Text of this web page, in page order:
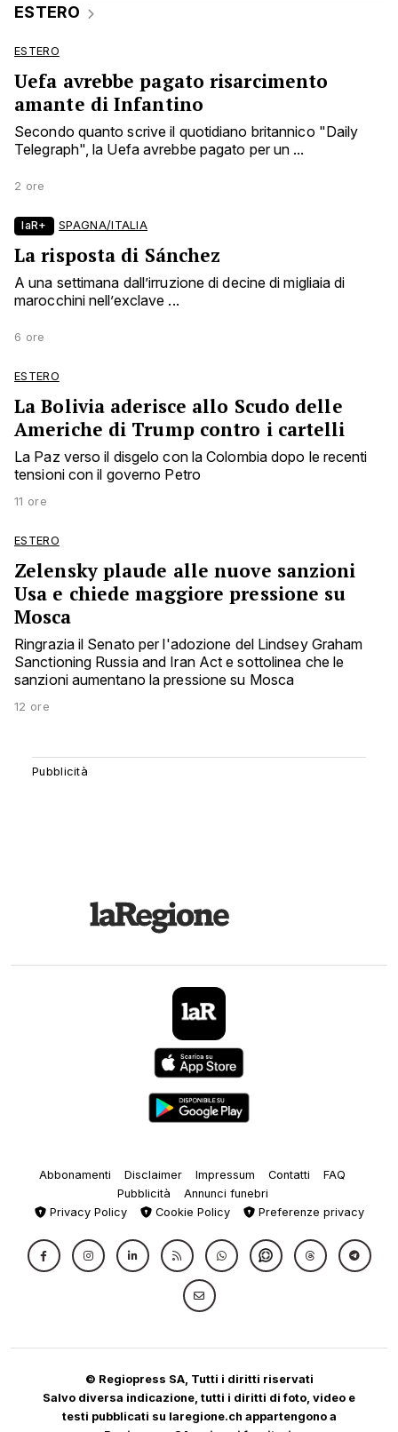
ESTERO
ESTERO
Uefa avrebbe pagato risarcimento
amante di Infantino
Secondo quanto scrive il quotidiano britannico "Daily
Telegraph", la Uefa avrebbe pagato per un ...
2 ore
laR+ SPAGNA/ITALIA
La risposta di Sánchez
A una settimana dall’irruzione di decine di migliaia di
marocchini nell’exclave ...
6 ore
ESTERO
La Bolivia aderisce allo Scudo delle
Americhe di Trump contro i cartelli
La Paz verso il disgelo con la Colombia dopo le recenti
tensioni con il governo Petro
11 ore
ESTERO
Zelensky plaude alle nuove sanzioni
Usa e chiede maggiore pressione su
Mosca
Ringrazia il Senato per l'adozione del Lindsey Graham
Sanctioning Russia and Iran Act e sottolinea che le
sanzioni aumentano la pressione su Mosca
12 ore
Abbonamenti Disclaimer Impressum Contatti
FAQ
Pubblicità
Annunci funebri
Privacy Policy
Cookie Policy Preferenze privacy
© Regiopress SA, Tutti i diritti riservati
Salvo diversa indicazione, tutti i diritti di foto, video e
testi pubblicati su laregione.ch appartengono a